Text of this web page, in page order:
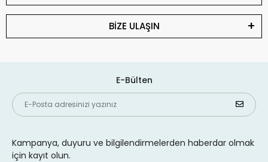
BİZE ULAŞIN
E-Bülten
Kampanya, duyuru ve bilgilendirmelerden haberdar olmak
için kayıt olun.